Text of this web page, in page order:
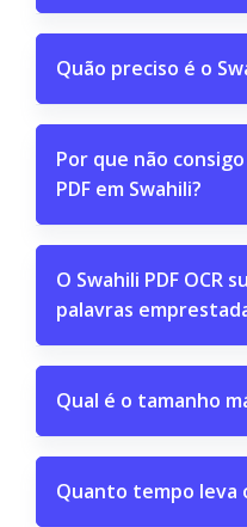
Quão preciso é o
Por que não
PDF em Swahili?
O Swahili PDF OCR
palavras
Qual é o tamanho
Quanto tempo leva